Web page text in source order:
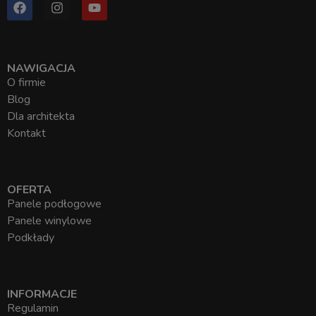
NAWIGACJA
O firmie
Blog
Dla architekta
Kontakt
OFERTA
Panele podłogowe
Panele winylowe
Podkłady
INFORMACJE
Regulamin